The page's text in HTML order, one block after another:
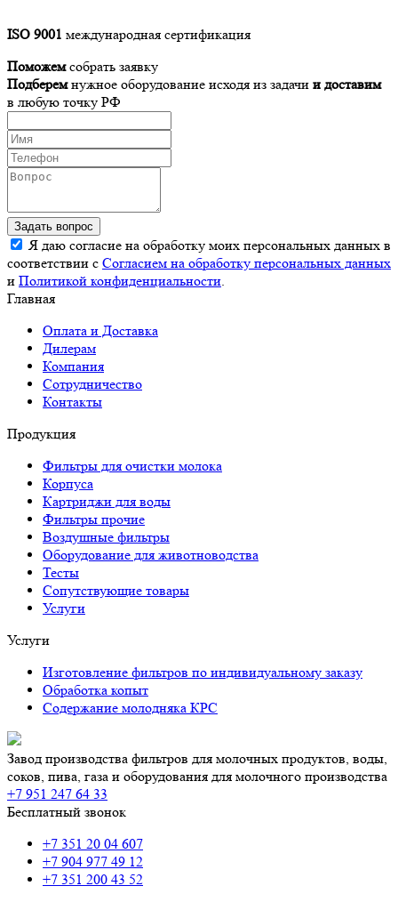
ISO 9001 международная сертификация
Поможемсобрать заявку
Подберемнужное оборудование исходя из задачи и доставим
в любую точку РФ
Задать вопрос
Я даю согласие на обработку моих персональных данных в
соответствии с Согласием на обработку персональных данных
и Политикой конфиденциальности.
Главная
Оплата и Доставка
Дилерам
Компания
Сотрудничество
Контакты
Продукция
Фильтры для очистки молока
Корпуса
Картриджи для воды
Фильтры прочие
Воздушные фильтры
Оборудование для животноводства
Тесты
Сопутствующие товары
Услуги
Услуги
Изготовление фильтров по индивидуальному заказу
Обработка копыт
Содержание молодняка КРС
Завод производства фильтров для молочных продуктов, воды,
соков, пива, газа и оборудования для молочного производства
+7 951 247 64 33
Бесплатный звонок
+7 351 20 04 607
+7 904 977 49 12
+7 351 200 43 52